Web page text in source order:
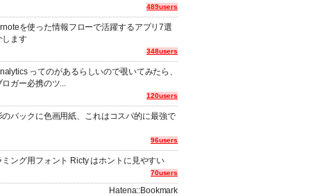
489users
を使った情報フローで活躍するアプリ7選
します
348users
ってのがあるらしいので覗いてみたら、
ロガー必携のツ...
120users
のバックに色画用紙、これはコスパ的に最強で
96users
ミング用フォント Ricty はホントに見やすい
70users
Hatena::Bookmark